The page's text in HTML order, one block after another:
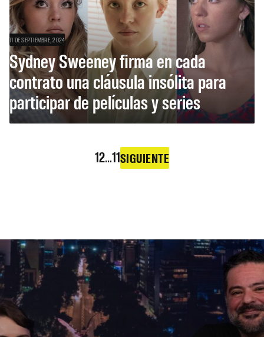
11 DE SEPTIEMBRE, 2024
Sydney Sweeney firma en cada
contrato una cláusula insólita para
participar de películas y series
12…11SIGUIENTE